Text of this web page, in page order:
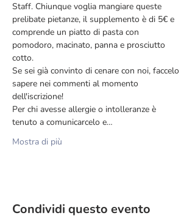
Staff. Chiunque voglia mangiare queste
prelibate pietanze, il supplemento è di 5€ e
comprende un piatto di pasta con
pomodoro, macinato, panna e prosciutto
cotto.
Se sei già convinto di cenare con noi, faccelo
sapere nei commenti al momento
dell'iscrizione!
Per chi avesse allergie o intolleranze è
tenuto a comunicarcelo e…
Mostra di più
Condividi questo evento